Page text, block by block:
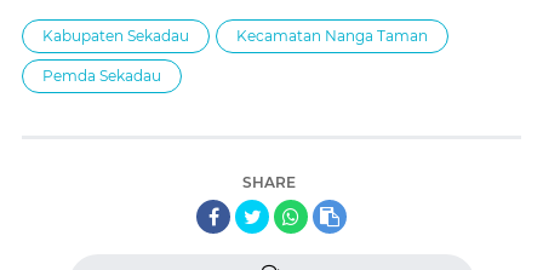
Kabupaten Sekadau Kecamatan Nanga Taman
Pemda Sekadau
SHARE